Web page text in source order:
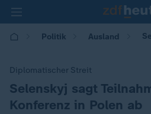
Politik Ausland
Diplomatischer Streit
:
Selenskyj sagt
Konferenz in Polen ab